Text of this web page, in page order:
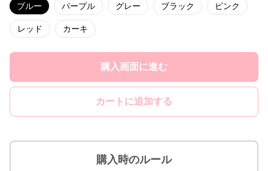
ブルー パープル グレー ブラック ピンク
レッド カーキ
購入画面に進む
カートに追加する
購入時のルール